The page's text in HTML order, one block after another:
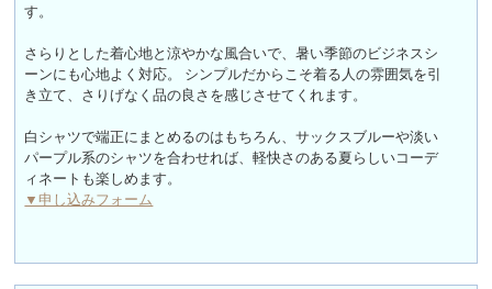
す。
さらりとした着心地と涼やかな風合いで、暑い季節のビジネスシ
ーンにも心地よく対応。 シンプルだからこそ着る人の雰囲気を引
き立て、さりげなく品の良さを感じさせてくれます。
白シャツで端正にまとめるのはもちろん、サックスブルーや淡い
パープル系のシャツを合わせれば、軽快さのある夏らしいコーデ
ィネートも楽しめます。
▼申し込みフォーム